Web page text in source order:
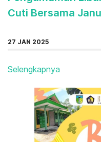
Cuti Bersama
27 JAN 2025
Selengkapnya